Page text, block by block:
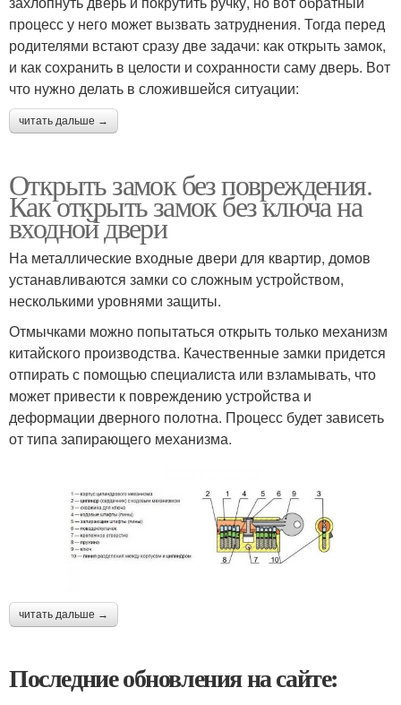
процесс у него может вызвать затруднения. Тогда перед
родителями встают сразу две задачи: как открыть замок,
и как сохранить в целости и сохранности саму дверь. Вот
что нужно делать в сложившейся ситуации:
читать дальше →
Открыть замок без повреждения.
Как открыть замок без ключа на
входной двери
На металлические входные двери для квартир, домов
устанавливаются замки со сложным устройством,
несколькими уровнями защиты.
Отмычками можно попытаться открыть только механизм
китайского производства. Качественные замки придется
отпирать с помощью специалиста или взламывать, что
может привести к повреждению устройства и
деформации дверного полотна. Процесс будет зависеть
от типа запирающего механизма.
читать дальше →
Последние обновления на сайте: